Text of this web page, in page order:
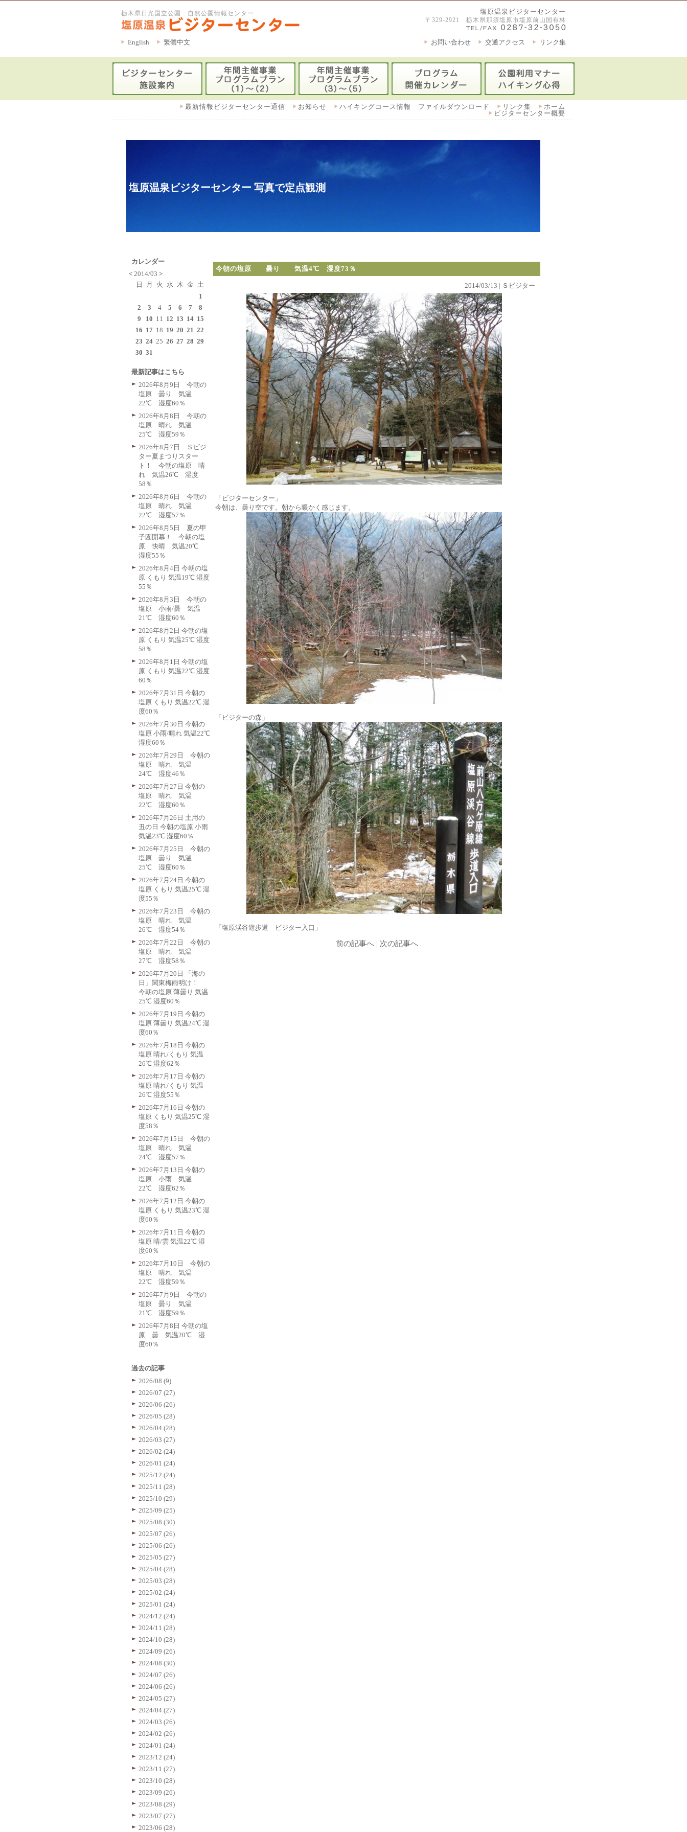
栃木県日光国立公園 自然公園情報センター 塩原温泉ビジターセンター
〒329-2921 栃木県那須塩原市塩原前山国有林
English 繁體中文 リンク集
交通アクセス
お問い合わせ
ホーム
リンク集
ハイキングコース情報 ファイルダウンロード
お知らせ
最新情報ビジターセンター通信
ビジターセンター概要
塩原温泉ビジターセンター 写真で定点観測
今朝の塩原 曇り 気温4℃ 湿度73％
2014/03/13 | Ｓビジター
「ビジターセンター」
今朝は、曇り空です。朝から暖かく感じます。
「ビジターの森」
「塩原渓谷遊歩道 ビジター入口」
前の記事へ| 次の記事へ
カレンダー
< 2014/03 >
日
月 火 水 木 金 土
1
2
3 4 5 6 7
8
9
10 11 12 13 14 15
16 17 18 19 20 21 22
23 24 25 26 27 28 29
30 31
最新記事はこちら
2026年8月9日 今朝の
塩原 曇り 気温
22℃ 湿度60％
2026年8月8日 今朝の
塩原 晴れ 気温
25℃ 湿度59％
2026年8月7日 Ｓビジ
ター夏まつりスター
ト！ 今朝の塩原 晴
れ 気温26℃ 湿度
58％
2026年8月6日 今朝の
塩原 晴れ 気温
22℃ 湿度57％
2026年8月5日 夏の甲
子園開幕！ 今朝の塩
原 快晴 気温20℃
湿度55％
2026年8月4日 今朝の塩
原 くもり 気温19℃ 湿度
55％
2026年8月3日 今朝の
塩原 小雨/曇 気温
21℃ 湿度60％
2026年8月2日 今朝の塩
原 くもり 気温25℃ 湿度
58％
2026年8月1日 今朝の塩
原 くもり 気温22℃ 湿度
60％
2026年7月31日 今朝の
塩原 くもり 気温22℃ 湿
度60％
2026年7月30日 今朝の
塩原 小雨/晴れ 気温22℃
湿度60％
2026年7月29日 今朝の
塩原 晴れ 気温
24℃ 湿度46％
2026年7月27日 今朝の
塩原 晴れ 気温
22℃ 湿度60％
2026年7月26日 土用の
丑の日 今朝の塩原 小雨
気温23℃ 湿度60％
2026年7月25日 今朝の
塩原 曇り 気温
25℃ 湿度60％
2026年7月24日 今朝の
塩原 くもり 気温25℃ 湿
度55％
2026年7月23日 今朝の
塩原 晴れ 気温
26℃ 湿度54％
2026年7月22日 今朝の
塩原 晴れ 気温
27℃ 湿度58％
2026年7月20日 「海の
日」関東梅雨明け！
今朝の塩原 薄曇り 気温
25℃ 湿度60％
2026年7月19日 今朝の
塩原 薄曇り 気温24℃ 湿
度60％
2026年7月18日 今朝の
塩原 晴れ/くもり 気温
26℃ 湿度62％
2026年7月17日 今朝の
塩原 晴れ/くもり 気温
26℃ 湿度55％
2026年7月16日 今朝の
塩原 くもり 気温25℃ 湿
度58％
2026年7月15日 今朝の
塩原 晴れ 気温
24℃ 湿度57％
2026年7月13日 今朝の
塩原 小雨 気温
22℃ 湿度62％
2026年7月12日 今朝の
塩原 くもり 気温23℃ 湿
度60％
2026年7月11日 今朝の
塩原 晴/雲 気温22℃ 湿
度60％
2026年7月10日 今朝の
塩原 晴れ 気温
22℃ 湿度59％
2026年7月9日 今朝の
塩原 曇り 気温
21℃ 湿度59％
2026年7月8日 今朝の塩
原 曇 気温20℃ 湿
度60％
過去の記事
2026/08 (9)
2026/07 (27)
2026/06 (26)
2026/05 (28)
2026/04 (28)
2026/03 (27)
2026/02 (24)
2026/01 (24)
2025/12 (24)
2025/11 (28)
2025/10 (29)
2025/09 (25)
2025/08 (30)
2025/07 (26)
2025/06 (26)
2025/05 (27)
2025/04 (28)
2025/03 (28)
2025/02 (24)
2025/01 (24)
2024/12 (24)
2024/11 (28)
2024/10 (28)
2024/09 (26)
2024/08 (30)
2024/07 (26)
2024/06 (26)
2024/05 (27)
2024/04 (27)
2024/03 (26)
2024/02 (26)
2024/01 (24)
2023/12 (24)
2023/11 (27)
2023/10 (28)
2023/09 (26)
2023/08 (29)
2023/07 (27)
2023/06 (28)